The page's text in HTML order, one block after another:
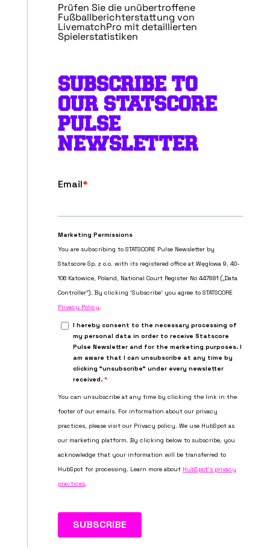
Prüfen Sie die unübertroffene
Fußballberichterstattung von
LivematchPro mit detaillierten
Spielerstatistiken
SUBSCRIBE TO
OUR STATSCORE
PULSE
NEWSLETTER